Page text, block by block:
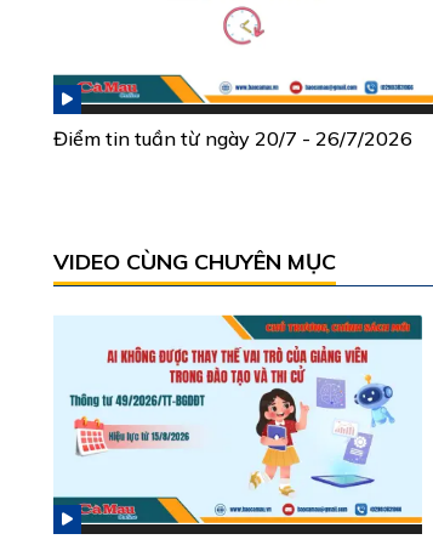
Điểm tin tuần từ ngày 20/7 - 26/7/2026
VIDEO CÙNG CHUYÊN MỤC